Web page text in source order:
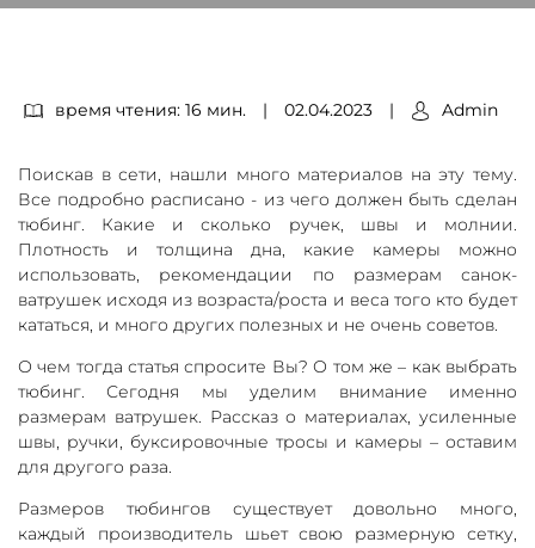
время чтения: 16 мин. | 02.04.2023 | Admin
Поискав в сети, нашли много материалов на эту тему.
Все подробно расписано - из чего должен быть сделан
тюбинг. Какие и сколько ручек, швы и молнии.
Плотность и толщина дна, какие камеры можно
использовать, рекомендации по размерам санок-
ватрушек исходя из возраста/роста и веса того кто будет
кататься, и много других полезных и не очень советов.
О чем тогда статья спросите Вы? О том же – как выбрать
тюбинг. Сегодня мы уделим внимание именно
размерам ватрушек. Рассказ о материалах, усиленные
швы, ручки, буксировочные тросы и камеры – оставим
для другого раза.
Размеров тюбингов существует довольно много,
каждый производитель шьет свою размерную сетку,